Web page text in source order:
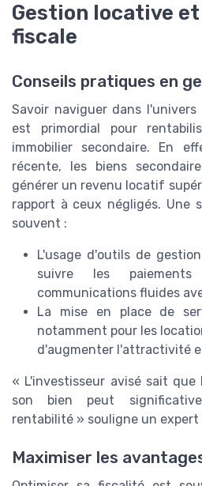
Gestion locative
fiscale
Conseils pratiques en
Savoir naviguer dans l'univers
est primordial pour
immobilier secondaire. En
récente, les biens
générer un revenu locatif
rapport à ceux négligés. Une
souvent :
L'usage d'outils de
suivre les
communications fluides
La mise en place de
notamment pour les
d'augmenter l'attractivité
« L'investisseur avisé sait
son bien peut
rentabilité » souligne un expert
Maximiser les